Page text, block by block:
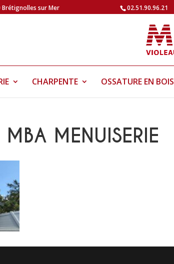
Brétignolles sur Mer 02.51.90.96.21
CHARPENTE OSSATURE EN BOIS
MENUISERIE